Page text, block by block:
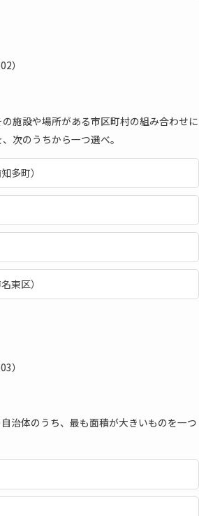
）
施設や場所がある市区町村の組み合わせに
次のうちから一つ選べ。
多町）
東区）
）
治体のうち、最も面積が大きいものを一つ